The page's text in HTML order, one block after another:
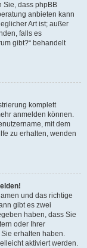
Sie, dass phpBB
anbieten kann
Art ist; außer
falls es
gibt?“ behandelt
komplett
anmelden können.
mit dem
zu erhalten, wenden
und das richtige
gibt es zwei
haben, dass Sie
oder Ihrer
erhalten haben.
aktiviert werden.